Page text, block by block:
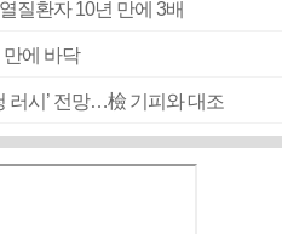
질환자 10년 만에 3배
에 바닥
러시’ 전망…檢 기피와 대조